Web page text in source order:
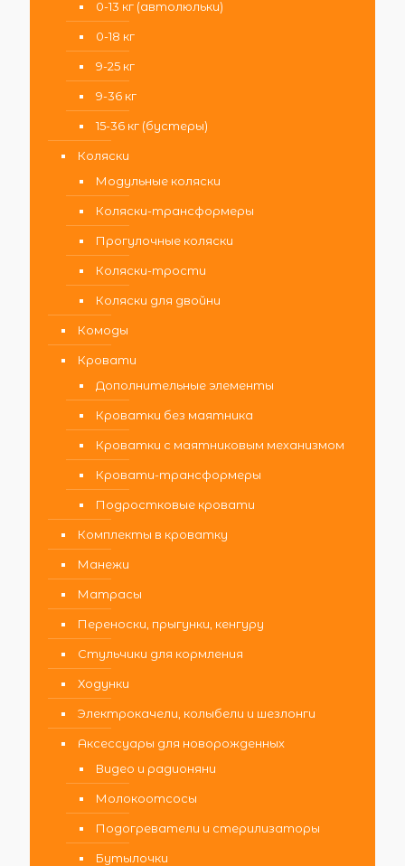
0-13 кг (автолюльки)
0-18 кг
9-25 кг
9-36 кг
15-36 кг (бустеры)
Коляски
Модульные коляски
Коляски-трансформеры
Прогулочные коляски
Коляски-трости
Коляски для двойни
Комоды
Кровати
Дополнительные элементы
Кроватки без маятника
Кроватки с маятниковым механизмом
Кровати-трансформеры
Подростковые кровати
Комплекты в кроватку
Манежи
Матрасы
Переноски, прыгунки, кенгуру
Стульчики для кормления
Ходунки
Электрокачели, колыбели и шезлонги
Аксессуары для новорожденных
Видео и радионяни
Молокоотсосы
Подогреватели и стерилизаторы
Бутылочки